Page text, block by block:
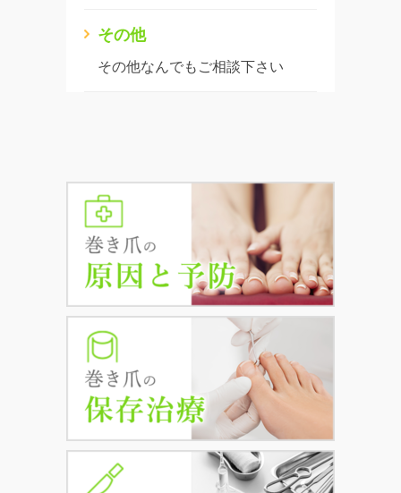
その他
その他なんでもご相談下さい